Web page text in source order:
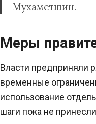
Мухаметшин.
Меры
Власти предприняли
временные
использование
шаги пока не